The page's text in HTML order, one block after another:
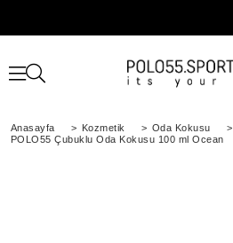
Anasayfa > Kozmetik > Oda Kokusu
>
POLO55 Çubuklu Oda Kokusu 100 ml Ocean